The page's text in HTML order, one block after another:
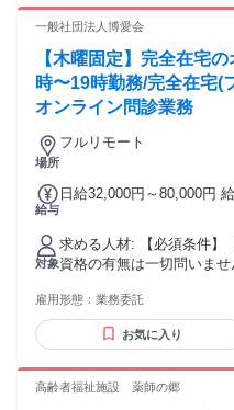
一般社団法人博愛会
【木曜固定】完全在宅
時〜19時勤務/完全在宅(
オンライン問診業務
場所
フルリモート
給与
日給32,000円～80,000円 給与: * リモートの場合
給：8,000〜10,000円 日給：64,000円〜80,000円 ※実績や稼
働日数を考慮して算出 ※固
対象
求める人材: 【必須条件】 ・医師免許をお持ちの方 ※専門医
資格の有無は一切問いません。 【こんな先生方
たい開業医の方 ⭐経営の
継ぎの先生 ⭐大学病院勤
リニック勤務のドクター
雇用形態： 業務委託
お気に入り
高齢者福祉施設 薬師の郷